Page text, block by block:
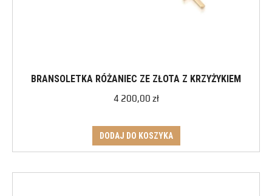
BRANSOLETKA RÓŻANIEC ZE ZŁOTA Z KRZYŻYKIEM
4 200,00 zł
DODAJ DO KOSZYKA